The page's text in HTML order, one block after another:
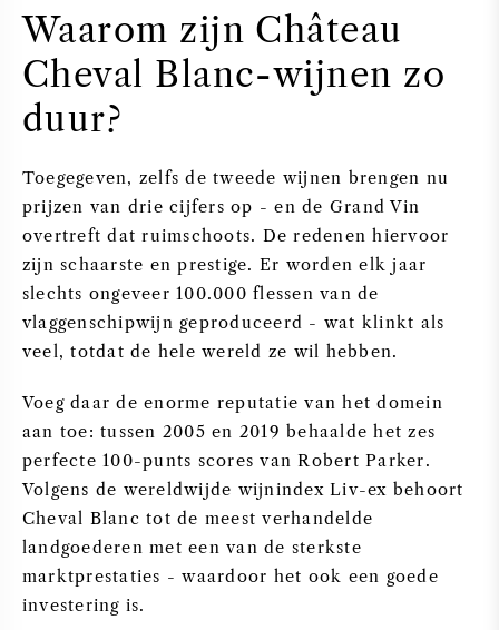
Waarom zijn Château
Cheval Blanc-wijnen zo
duur?
Toegegeven, zelfs de tweede wijnen brengen nu
prijzen van drie cijfers op - en de Grand Vin
overtreft dat ruimschoots. De redenen hiervoor
zijn schaarste en prestige. Er worden elk jaar
slechts ongeveer 100.000 flessen van de
vlaggenschipwijn geproduceerd - wat klinkt als
veel, totdat de hele wereld ze wil hebben.
Voeg daar de enorme reputatie van het domein
aan toe: tussen 2005 en 2019 behaalde het zes
perfecte 100-punts scores van Robert Parker.
Volgens de wereldwijde wijnindex Liv-ex behoort
Cheval Blanc tot de meest verhandelde
landgoederen met een van de sterkste
marktprestaties - waardoor het ook een goede
investering is.